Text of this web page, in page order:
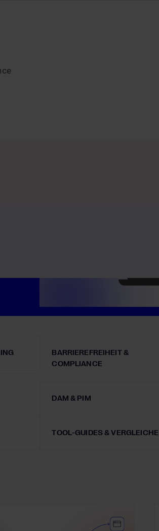
BARRIEREFREIHEIT &
COMPLIANCE
DAM & PIM
TOOL-GUIDES & VERGLEICHE